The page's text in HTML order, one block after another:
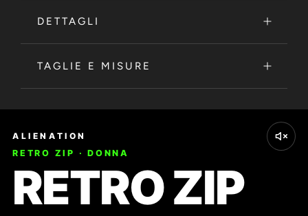
DETTAGLI
TAGLIE E MISURE
ALIENATION
RETRO ZIP · DONNA
RETRO ZIP